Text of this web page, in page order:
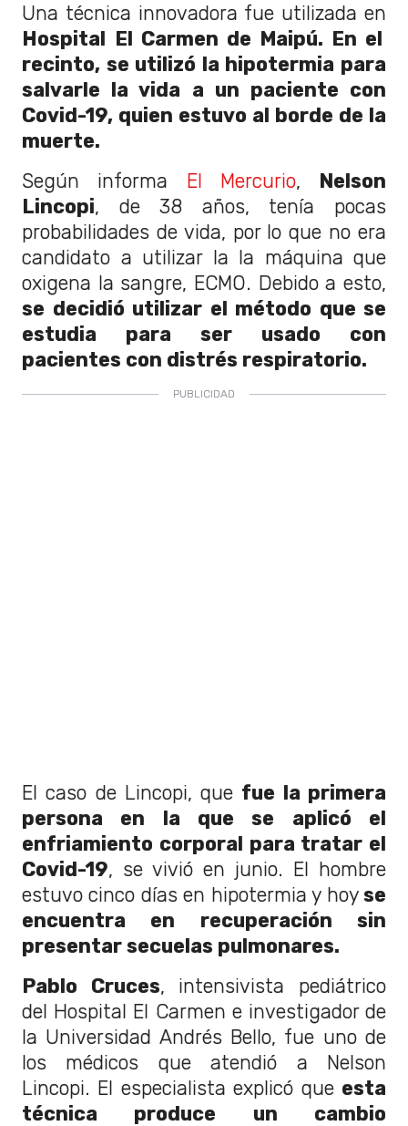
Una técnica innovadora fue utilizada en
Hospital El Carmen de Maipú. En el
recinto, se utilizó la hipotermia para
salvarle la vida a un paciente con
Covid-19, quien estuvo al borde de la
muerte.
Según informa El Mercurio, Nelson
Lincopi, de 38 años, tenía pocas
probabilidades de vida, por lo que no era
candidato a utilizar la la máquina que
oxigena la sangre, ECMO. Debido a esto,
se decidió utilizar el método que se
estudia para ser usado con
pacientes con distrés respiratorio.
El caso de Lincopi, que fue la primera
persona en la que se aplicó el
enfriamiento corporal para tratar el
Covid-19, se vivió en junio. El hombre
estuvo cinco días en hipotermia y hoy se
encuentra en recuperación sin
presentar secuelas pulmonares.
Pablo Cruces, intensivista pediátrico
del Hospital El Carmen e investigador de
la Universidad Andrés Bello, fue uno de
los médicos que atendió a Nelson
Lincopi. El especialista explicó que esta
técnica produce un cambio